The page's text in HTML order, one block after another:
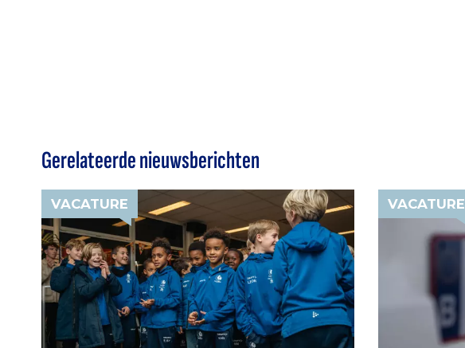
Gerelateerde nieuwsberichten
VACATURE VACATURE